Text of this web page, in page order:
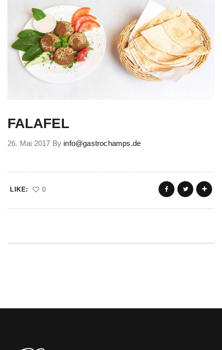
FALAFEL
26. Mai 2017 By info@gastrochamps.de
LIKE: 0